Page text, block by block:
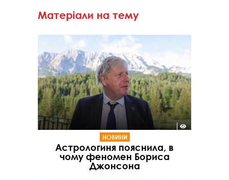
Матеріали на тему
НОВИНИ
Астрологиня пояснила, в
чому феномен Бориса
Джонсона